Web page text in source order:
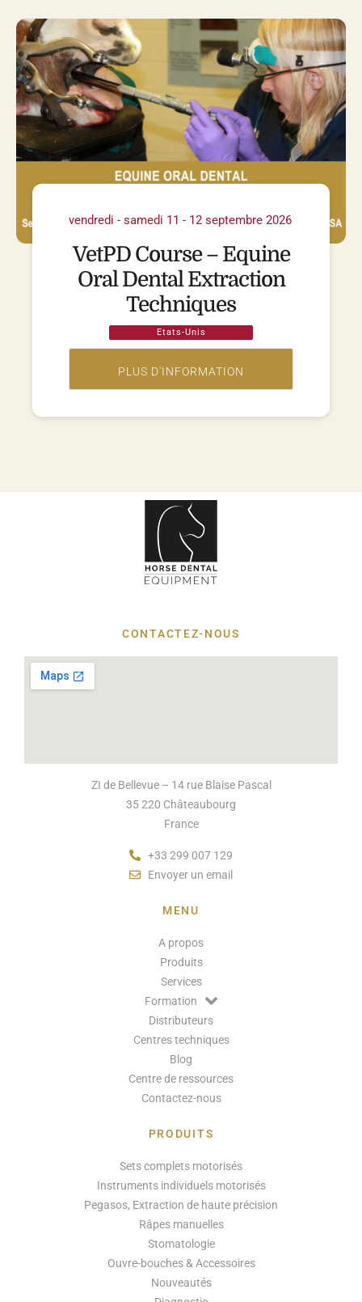
vendredi - samedi 11 - 12 septembre 2026
VetPD Course – Equine
Oral Dental Extraction
Techniques
Etats-Unis
CONTACTEZ-NOUS
ZI de Bellevue – 14 rue Blaise Pascal
35 220 Châteaubourg
France
+33 299 007 129
Envoyer un email
MENU
A propos
Produits
Services
Formation
Distributeurs
Centres techniques
Blog
Centre de ressources
Contactez-nous
PRODUITS
Sets complets motorisés
Instruments individuels motorisés
Pegasos, Extraction de haute précision
Râpes manuelles
Stomatologie
Ouvre-bouches & Accessoires
Nouveautés